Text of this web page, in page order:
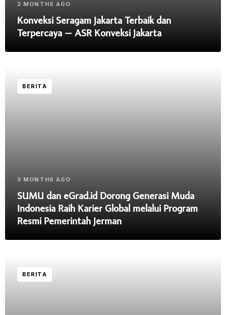
2 MONTHS AGO
Konveksi Seragam Jakarta Terbaik dan
Terpercaya – ASR Konveksi Jakarta
BERITA
3 MONTHS AGO
SUMU dan eGrad.id Dorong Generasi Muda
Indonesia Raih Karier Global melalui Program
Resmi Pemerintah Jerman
BERITA